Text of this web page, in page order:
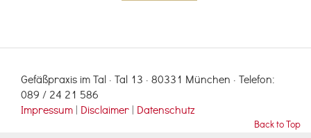
Gefäßpraxis im Tal · Tal 13 · 80331 München · Telefon:
089 / 24 21 586
Impressum | Disclaimer | Datenschutz
Back to Top